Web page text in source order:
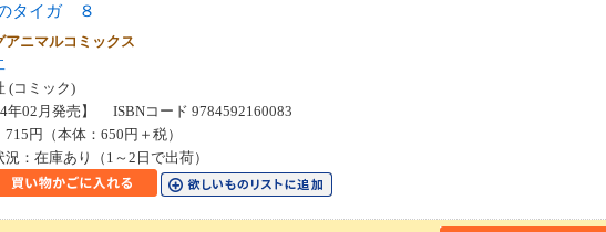
タイガ ８
アニマルコミックス
(コミック)
年02月発売】 ISBNコード 9784592160083
715円（本体：650円＋税）
況：在庫あり（1～2日で出荷）